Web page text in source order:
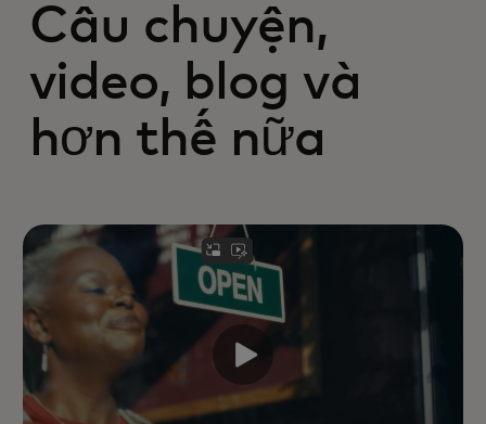
Câu chuyện,
video, blog và
hơn thế nữa